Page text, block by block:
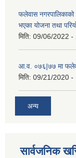
फलेवास
भएका योजना तथा
मिति: 09/06/2022 -
आ.व. ०७६|७७ मा
मिति: 09/21/2020 -
अन्य
सार्वजनिक